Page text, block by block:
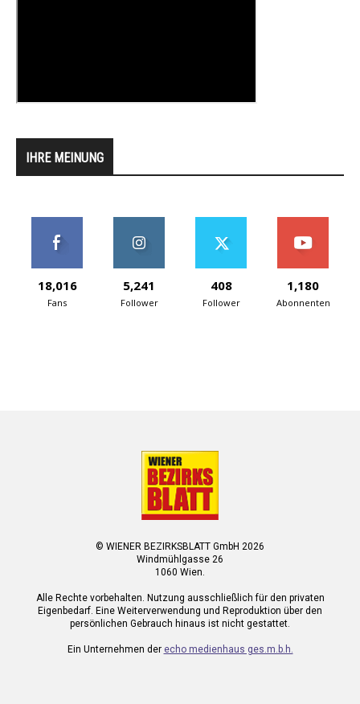
IHRE MEINUNG
18,016
Fans
5,241
Follower
408
Follower
1,180
Abonnenten
© WIENER BEZIRKSBLATT GmbH 2026
Windmühlgasse 26
1060 Wien.
Alle Rechte vorbehalten. Nutzung ausschließlich für den privaten
Eigenbedarf. Eine Weiterverwendung und Reproduktion über den
persönlichen Gebrauch hinaus ist nicht gestattet.
Ein Unternehmen der echo medienhaus ges.m.b.h.